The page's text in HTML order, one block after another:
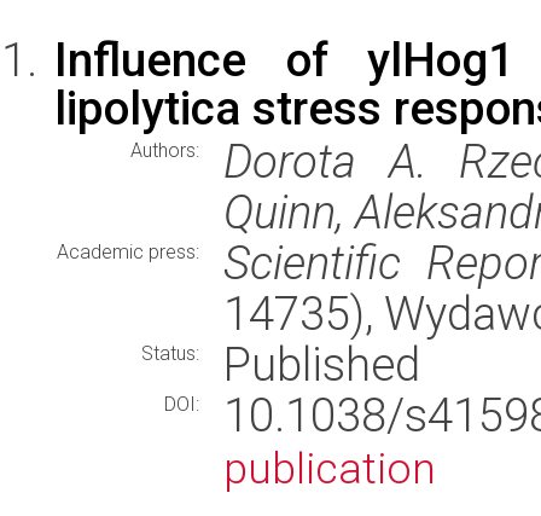
Influence of
lipolytica stress
Authors:
Dorota A.
Quinn,
Academic press:
Scientific
14735),
Status: Published
DOI: 10.1038/
publication